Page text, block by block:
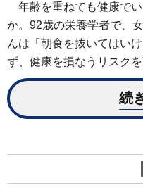
年齢を重ねても健康で
か。92歳の栄養学者で、
んは「朝食を抜いてはい
ず、健康を損なうリスク
続